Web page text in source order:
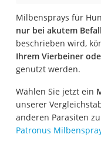
Milbensprays für
nur bei akutem
beschrieben wird,
Ihrem Vierbeiner
genutzt werden.
Wählen Sie jetzt ein
unserer
anderen Parasiten
Patronus